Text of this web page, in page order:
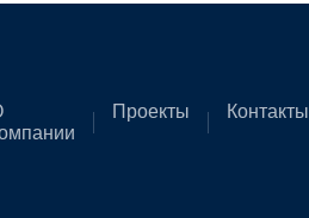
Проекты Контакты